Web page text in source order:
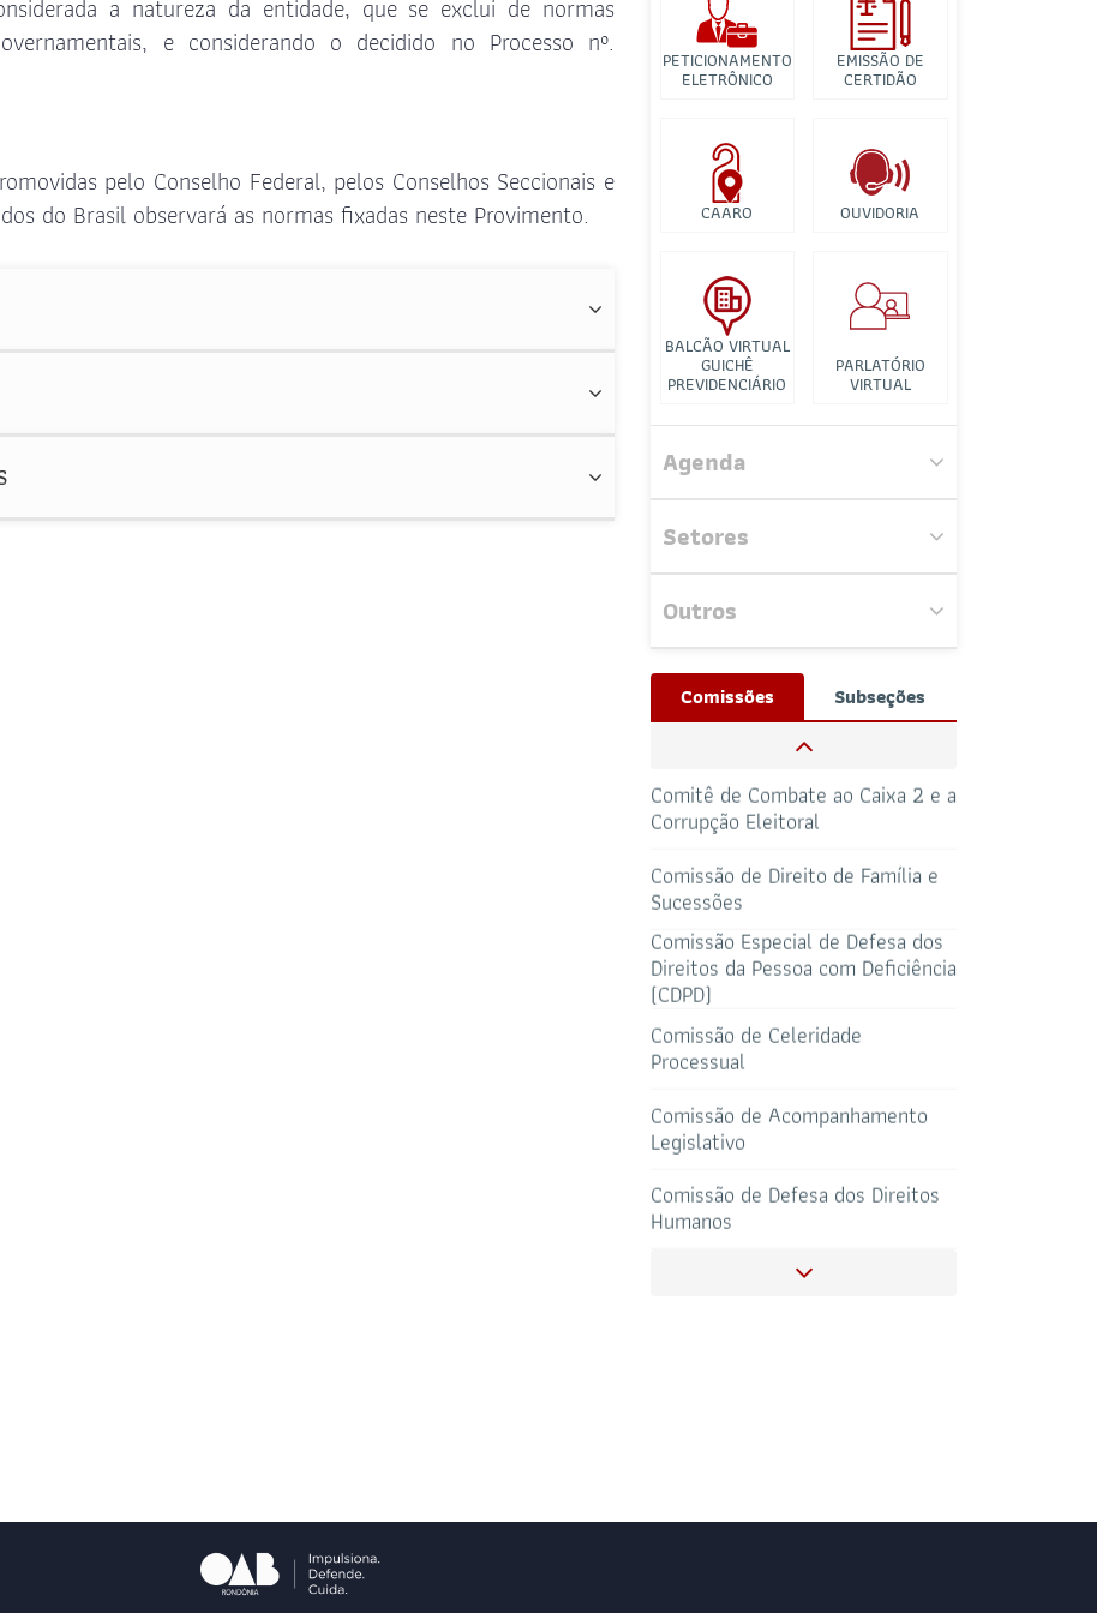
Solicitação de Certificado de
Aprovação
INSS Digital
Guichê Previdenciário – Virtual
Artigos
Informes do Judiciário
Banco de Imagens
Tutorial para
Videconferência
a natureza da entidade, que se exclui de normas
e considerando o decidido no Processo nº.
pelo Conselho Federal, pelos Conselhos Seccionais e
do Brasil observará as normas fixadas neste Provimento.
PETICIONAMENTO
ELETRÔNICO
EMISSÃO DE
CERTIDÃO
CAARO OUVIDORIA
BALCÃO VIRTUAL
GUICHÊ
PREVIDENCIÁRIO
PARLATÓRIO
VIRTUAL
Agenda
Nenhum evento
próximo encontrado.
Setores
Josué Henrique,
/ Whatsapp (32172100)
RESPONSÁVEIS
69 3217-2099
TELEFONE
sti@oab-ro.org.br
E-MAIL
Todos os setores
Outros
TRIBUNAL DE
ÉTICA
CANAL
HOTEL DE
TRÂNSITO
CORONAVIRUS
SALAS DE APOIO
AO ADVOGADO
Comissões Subseções
Comissão do Clube dos
Advogados
Comissão de Revisão da Tabela de
Honorários desta Seccional
Comissão de Esporte e Lazer
Comissão Especial Temporária do
Censo da Advocacia
Comitê de Combate ao Caixa 2 e a
Corrupção Eleitoral
Comissão de Direito de Família e
Sucessões
Comissão Especial de Defesa dos
Direitos da Pessoa com Deficiência
(CDPD)
Comissão de Celeridade
Processual
Comissão de Acompanhamento
Legislativo
Comissão de Defesa dos Direitos
Humanos
Comissão de Estudos de
Comissão de Juizados Especiais